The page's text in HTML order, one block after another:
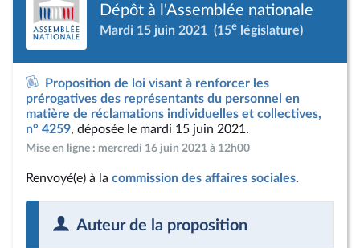
Dépôt à l'Assemblée nationale
Mardi 15 juin 2021 (15e législature)
Proposition de loi visant à renforcer les
prérogatives des représentants du personnel en
matière de réclamations individuelles et collectives,
n° 4259, déposée le mardi 15 juin 2021.
Mise en ligne : mercredi 16 juin 2021 à 12h00
Renvoyé(e) à la commission des affaires sociales.
Auteur de la proposition